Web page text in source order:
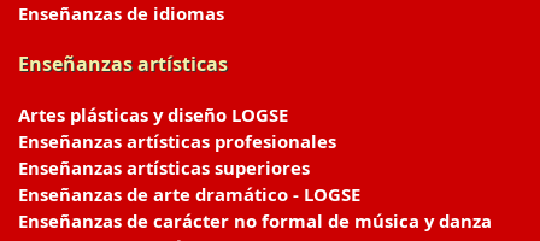
Enseñanzas de idiomas
Enseñanzas artísticas
Artes plásticas y diseño LOGSE
Enseñanzas artísticas profesionales
Enseñanzas artísticas superiores
Enseñanzas de arte dramático - LOGSE
Enseñanzas de carácter no formal de música y danza